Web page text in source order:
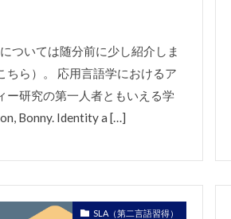
ついては随分前に少し紹介しま
ちら）。 応用言語学におけるア
ー研究の第一人者ともいえる学
Bonny. Identity a […]
SLA（第二言語習得）